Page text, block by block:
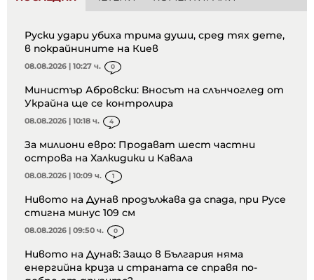
Руски удари убиха трима души, сред тях дете,
в покрайнините на Киев
08.08.2026 | 10:27 ч. 0
Министър Абровски: Вносът на слънчоглед от
Украйна ще се контролира
08.08.2026 | 10:18 ч. 4
За милиони евро: Продават шест частни
острова на Халкидики и Кавала
08.08.2026 | 10:09 ч. 1
Нивото на Дунав продължава да спада, при Русе
стигна минус 109 см
08.08.2026 | 09:50 ч. 0
Нивото на Дунав: Защо в България няма
енергийна криза и страната се справя по-